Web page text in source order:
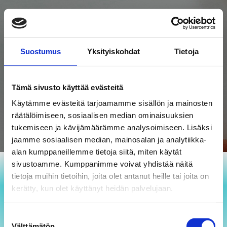
Suostumus Yksityiskohdat Tietoja
Tämä sivusto käyttää evästeitä
Käytämme evästeitä tarjoamamme sisällön ja mainosten
räätälöimiseen, sosiaalisen median ominaisuuksien
tukemiseen ja kävijämäärämme analysoimiseen. Lisäksi
jaamme sosiaalisen median, mainosalan ja analytiikka-
alan kumppaneillemme tietoja siitä, miten käytät
sivustoamme. Kumppanimme voivat yhdistää näitä
tietoja muihin tietoihin, joita olet antanut heille tai joita on
kerätty, kun olet käyttänyt heidän palvelujaan.
Ravintovalmentaja
Tiina Pulkkinen
Moikka maailma!
Tervetuloa WordPressiin. Tämä on ensimmäinen
artikkelisi. Muokkaa sitä tai poista se ja aloita